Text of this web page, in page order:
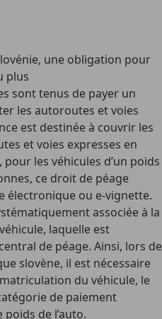
une obligation pour
plus
sont tenus de payer un
les autoroutes et voies
est destinée à couvrir les
et voies expresses en
les véhicules d’un poids
ce droit de péage
électronique ou e-vignette.
associée à la
laquelle est
de péage. Ainsi, lors de
slovène, il est nécessaire
du véhicule, le
de paiement
de l’auto.